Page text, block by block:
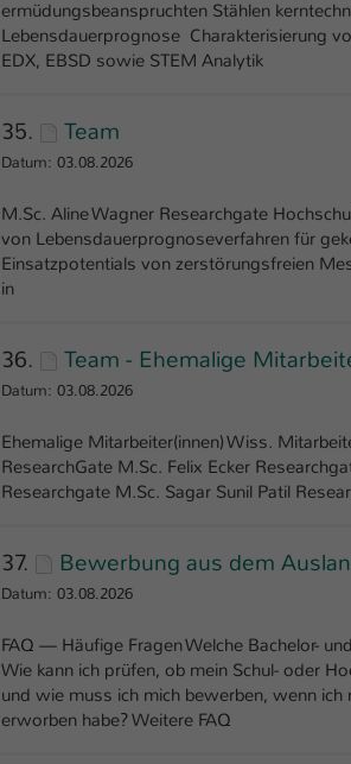
ermüdungsbeanspruchten Stählen
Lebensdauerprognose Charakterisierung
EDX, EBSD sowie STEM Analytik
35. Team
Datum: 03.08.2026
M.Sc. Aline Wagner Researchgate
von Lebensdauerprognoseverfahren für
Einsatzpotentials von zerstörungsfreien
in
36. Team - Ehemalige
Datum: 03.08.2026
Ehemalige Mitarbeiter(innen) Wiss.
ResearchGate M.Sc. Felix Ecker
Researchgate M.Sc. Sagar Sunil Patil
37. Bewerbung aus dem
Datum: 03.08.2026
FAQ — Häufige Fragen Welche Bachelor-
Wie kann ich prüfen, ob mein Schul- oder
und wie muss ich mich bewerben, wenn
erworben habe? Weitere FAQ